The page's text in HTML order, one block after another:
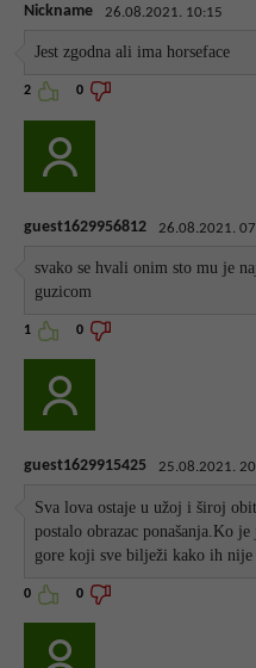
Nickname 26.08.2021. 10:15
Jest zgodna ali ima horseface
2 0
guest1629956812 26.08.2021.
svako se hvali onim sto mu je
guzicom
1 0
guest1629915425 25.08.2021.
Sva lova ostaje u užoj i široj
postalo obrazac ponašanja.Ko
gore koji sve bilježi kako ih nije
0 0